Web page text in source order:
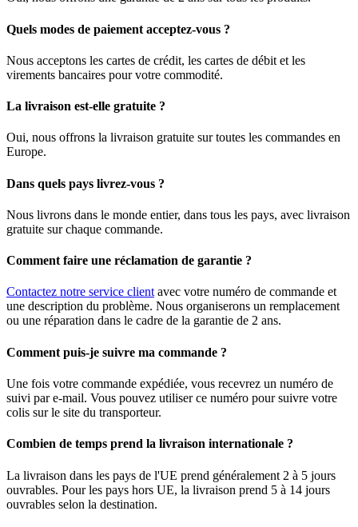
Quels modes de paiement acceptez-vous ?
Nous acceptons les cartes de crédit, les cartes de débit et les
virements bancaires pour votre commodité.
La livraison est-elle gratuite ?
Oui, nous offrons la livraison gratuite sur toutes les commandes en
Europe.
Dans quels pays livrez-vous ?
Nous livrons dans le monde entier, dans tous les pays, avec livraison
gratuite sur chaque commande.
Comment faire une réclamation de garantie ?
Contactez notre service clientavec votre numéro de commande et
une description du problème. Nous organiserons un remplacement
ou une réparation dans le cadre de la garantie de 2 ans.
Comment puis-je suivre ma commande ?
Une fois votre commande expédiée, vous recevrez un numéro de
suivi par e-mail. Vous pouvez utiliser ce numéro pour suivre votre
colis sur le site du transporteur.
Combien de temps prend la livraison internationale ?
La livraison dans les pays de l'UE prend généralement 2 à 5 jours
ouvrables. Pour les pays hors UE, la livraison prend 5 à 14 jours
ouvrables selon la destination.